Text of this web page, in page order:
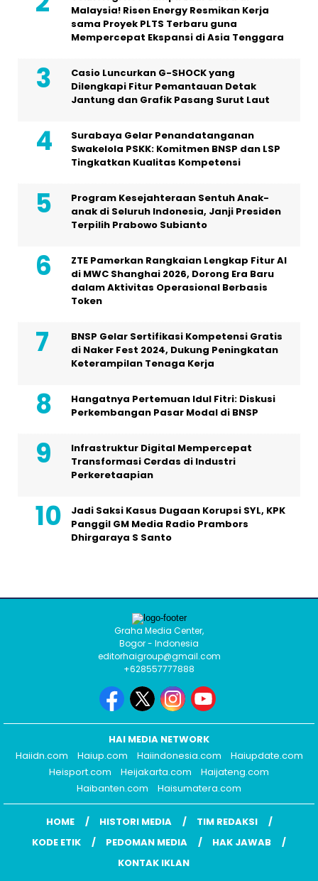
Malaysia! Risen Energy Resmikan Kerja
sama Proyek PLTS Terbaru guna
Mempercepat Ekspansi di Asia Tenggara
Casio Luncurkan G-SHOCK yang
Dilengkapi Fitur Pemantauan Detak
Jantung dan Grafik Pasang Surut Laut
Surabaya Gelar Penandatanganan
Swakelola PSKK: Komitmen BNSP dan LSP
Tingkatkan Kualitas Kompetensi
Program Kesejahteraan Sentuh Anak-
anak di Seluruh Indonesia, Janji Presiden
Terpilih Prabowo Subianto
ZTE Pamerkan Rangkaian Lengkap Fitur AI
di MWC Shanghai 2026, Dorong Era Baru
dalam Aktivitas Operasional Berbasis
Token
BNSP Gelar Sertifikasi Kompetensi Gratis
di Naker Fest 2024, Dukung Peningkatan
Keterampilan Tenaga Kerja
Hangatnya Pertemuan Idul Fitri: Diskusi
Perkembangan Pasar Modal di BNSP
Infrastruktur Digital Mempercepat
Transformasi Cerdas di Industri
Perkeretaapian
Jadi Saksi Kasus Dugaan Korupsi SYL, KPK
Panggil GM Media Radio Prambors
Dhirgaraya S Santo
Graha Media Center,
Bogor - Indonesia
editorhaigroup@gmail.com
+628557777888
HAI MEDIA NETWORK
Haiidn.com
Haiup.com Haiindonesia.com
Haiupdate.com
Heisport.com
Heijakarta.com
Haijateng.com
Haibanten.com
Haisumatera.com
HOME HISTORI MEDIA
TIM REDAKSI
KODE ETIK
PEDOMAN MEDIA
HAK JAWAB
KONTAK IKLAN